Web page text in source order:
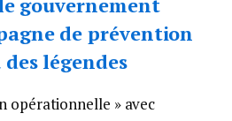
de prévention
légendes
opérationnelle » avec